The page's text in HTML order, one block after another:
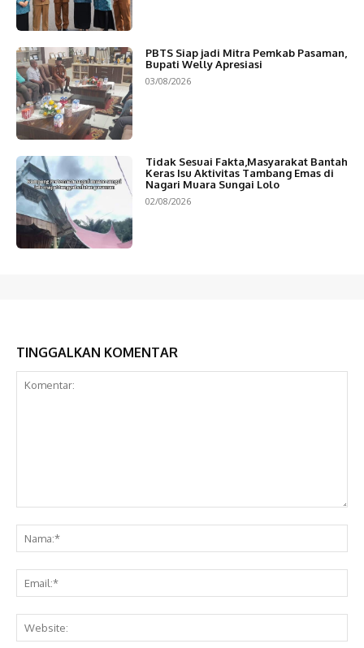
PBTS Siap jadi Mitra Pemkab Pasaman,
Bupati Welly Apresiasi
03/08/2026
Tidak Sesuai Fakta,Masyarakat Bantah
Keras Isu Aktivitas Tambang Emas di
Nagari Muara Sungai Lolo
02/08/2026
TINGGALKAN KOMENTAR